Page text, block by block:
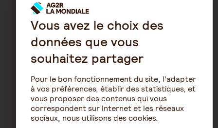
du Marathon de
Bordeaux. Cette
année marque le
cet événement
qui proposera
pour la première
course : un 10 Km,
un semi-
marathon et un
marathon pour
permettre à
événement qui
année plus de 30
000
participants. Pour
22 eédition qui
allie sport,
convivialité et
terroir évolue en
proposant 8
Vous avez le choix des
données que vous
souhaitez partager
Pour le bon fonctionnement du site, l'adapter
à vos préférences, établir des statistiques, et
vous proposer des contenus qui vous
correspondent sur Internet et les réseaux
sociaux, nous utilisons des cookies.